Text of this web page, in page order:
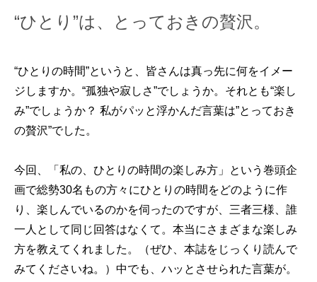
“ひとり”は、とっておきの贅沢。
“ひとりの時間”というと、皆さんは真っ先に何をイメー
ジしますか。“孤独や寂しさ”でしょうか。それとも“楽し
み”でしょうか？ 私がパッと浮かんだ言葉は”とっておき
の贅沢”でした。
今回、「私の、ひとりの時間の楽しみ方」という巻頭企
画で総勢30名もの方々にひとりの時間をどのように作
り、楽しんでいるのかを伺ったのですが、三者三様、誰
一人として同じ回答はなくて。本当にさまざまな楽しみ
方を教えてくれました。（ぜひ、本誌をじっくり読んで
みてくださいね。）中でも、ハッとさせられた言葉が。